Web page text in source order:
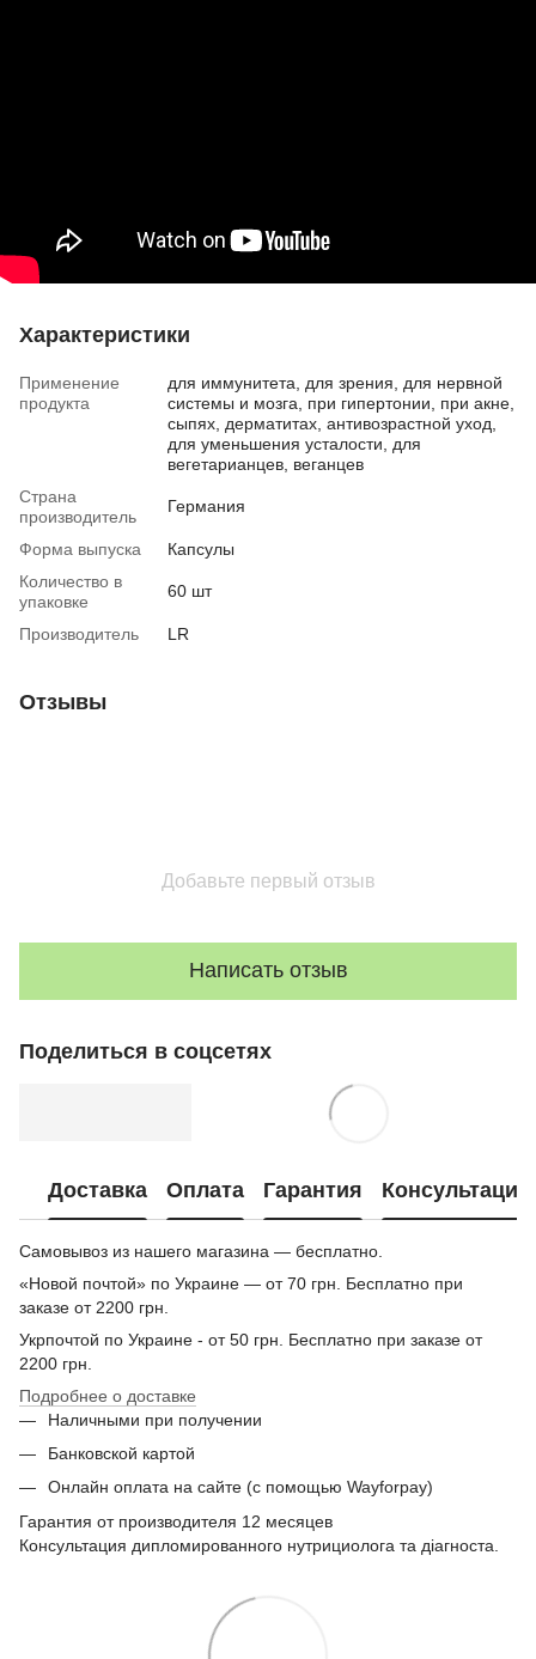
Характеристики
Применение
продукта
для иммунитета, для зрения, для нервной
системы и мозга, при гипертонии, при акне,
сыпях, дерматитах, антивозрастной уход,
для уменьшения усталости, для
вегетарианцев, веганцев
Страна
производитель
Германия
Форма выпуска
Капсулы
Количество в
упаковке
60 шт
Производитель LR
Отзывы
Добавьте первый отзыв
Написать отзыв
Поделиться в соцсетях
Доставка Оплата Гарантия Консультация
Самовывоз из нашего магазина — бесплатно.
«Новой почтой» по Украине — от 70 грн. Бесплатно при
заказе от 2200 грн.
Укрпочтой по Украине - от 50 грн. Бесплатно при заказе от
2200 грн.
Подробнее о доставке
Наличными при получении
Банковской картой
Онлайн оплата на сайте (с помощью Wayforpay)
Гарантия от производителя 12 месяцев
Консультация дипломированного нутрициолога та діагноста.